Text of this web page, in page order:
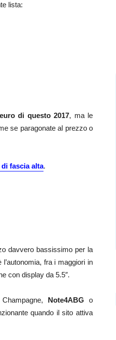
lista:
di questo 2017, ma le
se paragonate al prezzo o
fascia alta.
davvero bassissimo per la
fra i maggiori in
con display da 5.5″.
Note4ABG o
quando il sito attiva